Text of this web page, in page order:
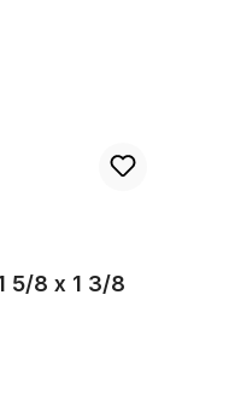
5/8 x 1 3/8